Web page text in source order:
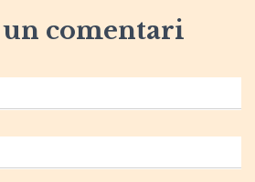
comentari